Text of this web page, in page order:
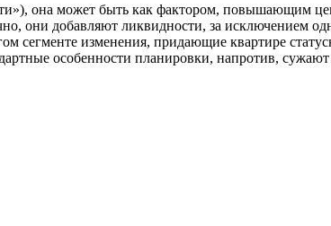
она может быть как фактором, повышающим
они добавляют ликвидности, за исключением
сегменте изменения, придающие квартире
особенности планировки, напротив,